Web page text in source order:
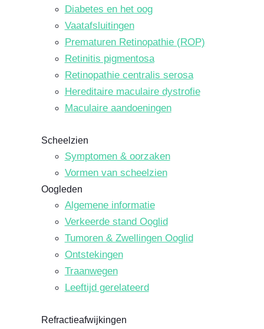
Diabetes en het oog
Vaatafsluitingen
Prematuren Retinopathie (ROP)
Retinitis pigmentosa
Retinopathie centralis serosa
Hereditaire maculaire dystrofie
Maculaire aandoeningen
Scheelzien
Symptomen & oorzaken
Vormen van scheelzien
Oogleden
Algemene informatie
Verkeerde stand Ooglid
Tumoren & Zwellingen Ooglid
Ontstekingen
Traanwegen
Leeftijd gerelateerd
Refractieafwijkingen